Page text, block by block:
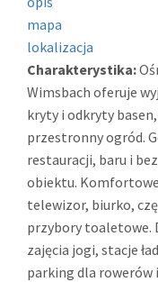
mapa
lokalizacja
Charakterystika:
Wimsbach oferuje
kryty i odkryty basen,
przestronny ogród.
restauracji, baru i
obiektu. Komfortowe
telewizor, biurko,
przybory toaletowe.
zajęcia jogi, stacje
parking dla